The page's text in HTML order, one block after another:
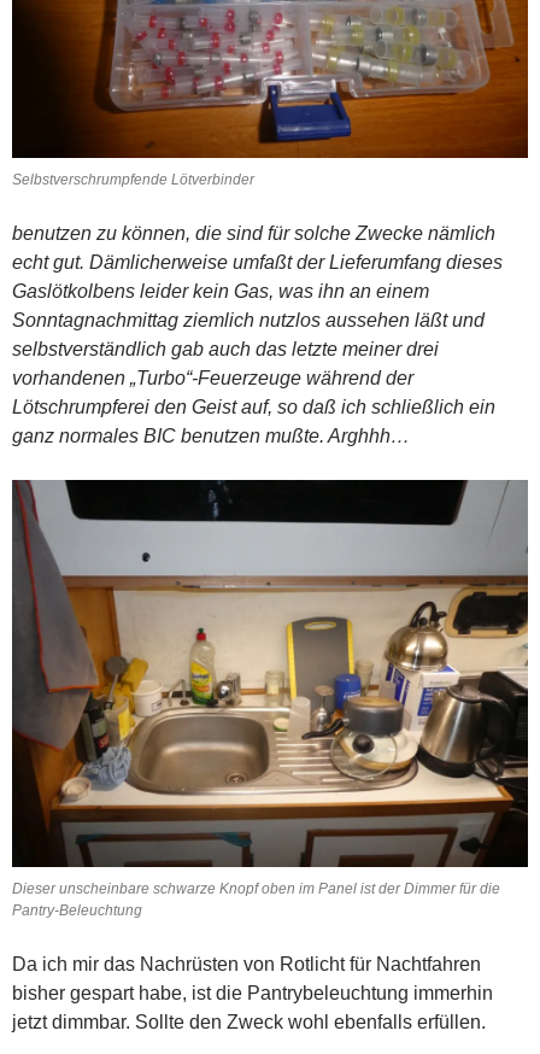
Selbstverschrumpfende Lötverbinder
benutzen zu können, die sind für solche Zwecke nämlich
echt gut. Dämlicherweise umfaßt der Lieferumfang dieses
Gaslötkolbens leider kein Gas, was ihn an einem
Sonntagnachmittag ziemlich nutzlos aussehen läßt und
selbstverständlich gab auch das letzte meiner drei
vorhandenen „Turbo“-Feuerzeuge während der
Lötschrumpferei den Geist auf, so daß ich schließlich ein
ganz normales BIC benutzen mußte. Arghhh…
Dieser unscheinbare schwarze Knopf oben im Panel ist der Dimmer für die
Pantry-Beleuchtung
Da ich mir das Nachrüsten von Rotlicht für Nachtfahren
bisher gespart habe, ist die Pantrybeleuchtung immerhin
jetzt dimmbar. Sollte den Zweck wohl ebenfalls erfüllen.